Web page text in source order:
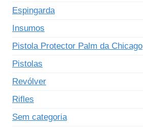
Espingarda
Insumos
Pistola Protector Palm da Chicago
Pistolas
Revólver
Rifles
Sem categoria